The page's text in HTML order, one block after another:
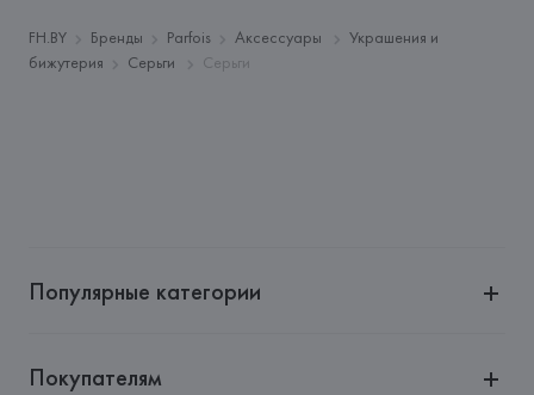
Адрес:
ПОРТУГАЛИЯ, Barata & Ramilo, S.A., Rua do Sistelo,
Lugar de Santegãos. 4435-429 Rio Tinto,
FH.BY Бренды Parfois Аксессуары
Украшения и
бижутерия
Серьги Серьги
Популярные категории
Покупателям